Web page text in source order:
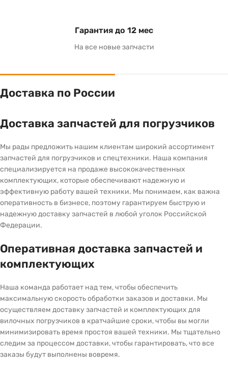
Гарантия до 12 мес
На все новые запчасти
Доставка по России
Доставка запчастей для погрузчиков
Мы рады предложить нашим клиентам широкий ассортимент
запчастей для погрузчиков и спецтехники. Наша компания
специализируется на продаже высококачественных
комплектующих, которые обеспечивают надежную и
эффективную работу вашей техники. Мы понимаем, как важна
оперативность в бизнесе, поэтому гарантируем быструю и
надежную доставку запчастей в любой уголок Российской
Федерации.
Оперативная доставка запчастей и
комплектующих
Наша команда работает над тем, чтобы обеспечить
максимальную скорость обработки заказов и доставки. Мы
осуществляем доставку запчастей и комплектующих для
вилочных погрузчиков в кратчайшие сроки, чтобы вы могли
минимизировать время простоя вашей техники. Мы тщательно
следим за процессом доставки, чтобы гарантировать, что все
заказы будут выполнены вовремя.